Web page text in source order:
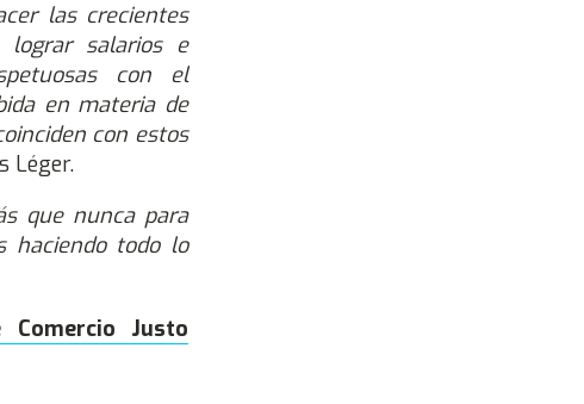
las crecientes
lograr salarios e
con el
en materia de
con estos
Léger.
que nunca para
haciendo todo lo
Justo